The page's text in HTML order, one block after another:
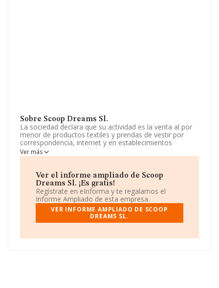
Sobre Scoop Dreams Sl.
La sociedad declara que su actividad es la venta al por
menor de productos textiles y prendas de vestir por
correspondencia, internet y en establecimientos
especializados. actividades de programacion
informática. La empresa aparece inscrita en el Registro
es 'Comercio al por menor de prendas de vestir en
establecimientos especializados' con código 4771. La
empresa no tiene actividad en mercados exteriores.
La sociedad españolaScoop Dreams S.L, B88423637,
tiene su domicilio social establecido en Calle De La
Vereda De Las Peñas núm. 27, (28109), Alcobendas,
Ver más
Ver el informe ampliado de Scoop
Dreams Sl. ¡Es gratis!
Regístrate en eInforma y te regalamos el
Informe Ampliado de esta empresa.
VER INFORME AMPLIADO DE SCOOP
DREAMS SL.